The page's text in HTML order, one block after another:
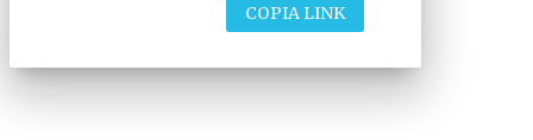
COPIA LINK